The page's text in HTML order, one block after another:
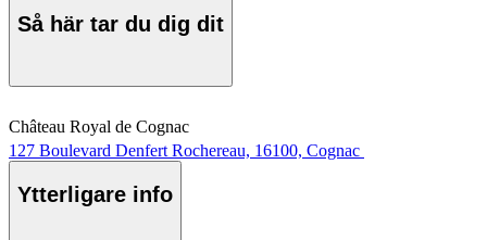
Så här tar du dig dit
Château Royal de Cognac
127 Boulevard Denfert Rochereau, 16100, Cognac
Ytterligare info